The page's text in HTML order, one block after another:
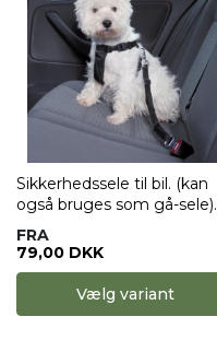
Sikkerhedssele til bil. (kan
også bruges som gå-sele).
FRA
79,00 DKK
Vælg variant